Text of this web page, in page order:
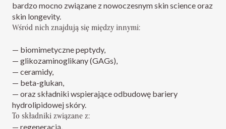
bardzo mocno związane z nowoczesnym skin science oraz
skin longevity.
Wśród nich znajdują się między innymi:
— biomimetyczne peptydy,
— glikozaminoglikany (GAGs),
— ceramidy,
— beta-glukan,
— oraz składniki wspierające odbudowę bariery
hydrolipidowej skóry.
To składniki związane z:
— regeneracją,